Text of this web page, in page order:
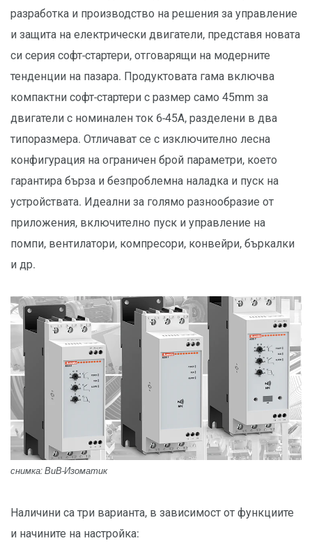
разработка и производство на решения за управление
и защита на електрически двигатели, представя новата
си серия софт-стартери, отговарящи на модерните
тенденции на пазара. Продуктовата гама включва
компактни софт-стартери с размер само 45mm за
двигатели с номинален ток 6-45А, разделени в два
типоразмера. Отличават се с изключително лесна
конфигурация на ограничен брой параметри, което
гарантира бърза и безпроблемна наладка и пуск на
устройствата. Идеални за голямо разнообразие от
приложения, включително пуск и управление на
помпи, вентилатори, компресори, конвейри, бъркалки
и др.
снимка: ВиВ-Изоматик
Наличини са три варианта, в зависимост от функциите
и начините на настройка: